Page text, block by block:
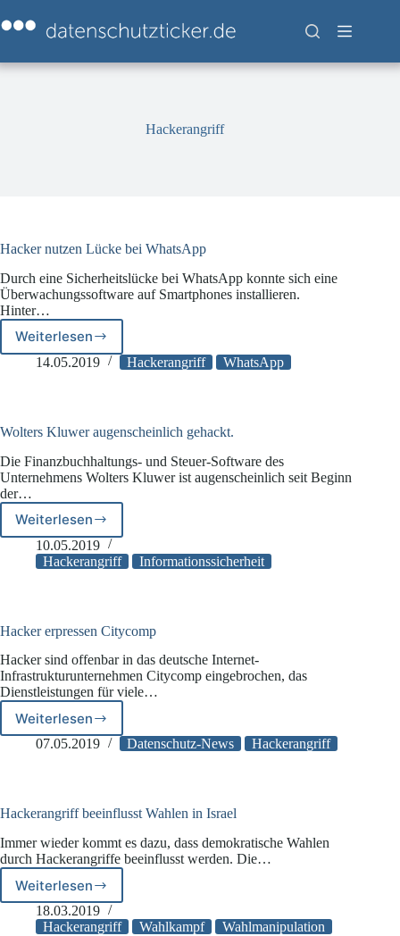
Inhalt
springen
Hackerangriff
Hacker nutzen Lücke bei WhatsApp
Durch eine Sicherheitslücke bei WhatsApp konnte sich eine
Überwachungssoftware auf Smartphones installieren.
Hinter…
Weiterlesen
Hacker
nutzen
14.05.2019 Hackerangriff WhatsApp
Wolters Kluwer augenscheinlich gehackt.
Die Finanzbuchhaltungs- und Steuer-Software des
Unternehmens Wolters Kluwer ist augenscheinlich seit Beginn
der…
Weiterlesen
Wolters
Kluwer
augenscheinlich
10.05.2019
Hackerangriff
Informationssicherheit
Hacker erpressen Citycomp
Hacker sind offenbar in das deutsche Internet-
Infrastrukturunternehmen Citycomp eingebrochen, das
Dienstleistungen für viele…
Weiterlesen
Hacker
erpressen
07.05.2019 Datenschutz-News Hackerangriff
Hackerangriff beeinflusst Wahlen in Israel
Immer wieder kommt es dazu, dass demokratische Wahlen
durch Hackerangriffe beeinflusst werden. Die…
WeiterlesenHackerangriff
beeinflusst
Wahlen
18.03.2019
Hackerangriff
Wahlkampf Wahlmanipulation